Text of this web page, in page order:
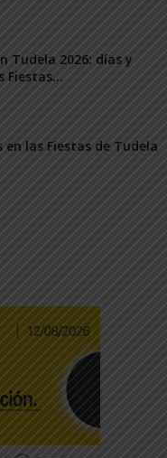
Tudela 2026: días y
Fiestas...
en las Fiestas de Tudela